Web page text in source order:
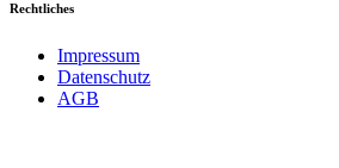
Rechtliches
Impressum
Datenschutz
AGB